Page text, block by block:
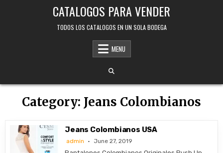
CATALOGOS PARA VENDER
TODOS LOS CATALOGOS EN UN SOLA BODEGA
MENU
Category: Jeans Colombianos
Jeans Colombianos USA
admin June 27, 2019